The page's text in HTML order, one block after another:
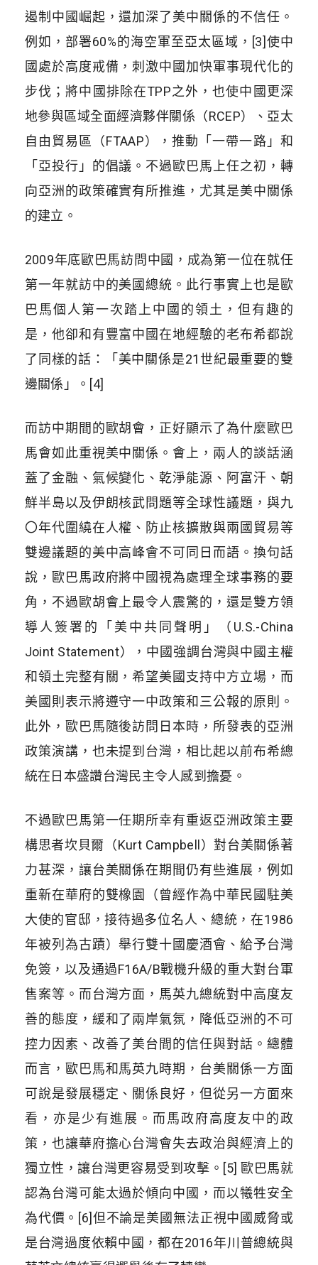
遏制中國崛起，還加深了美中關係的不信任。
例如，部署60%的海空軍至亞太區域，[3]使中
國處於高度戒備，刺激中國加快軍事現代化的
步伐；將中國排除在TPP之外，也使中國更深
地參與區域全面經濟夥伴關係（RCEP）、亞太
自由貿易區（FTAAP），推動「一帶一路」和
「亞投行」的倡議。不過歐巴馬上任之初，轉
向亞洲的政策確實有所推進，尤其是美中關係
的建立。
2009年底歐巴馬訪問中國，成為第一位在就任
第一年就訪中的美國總統。此行事實上也是歐
巴馬個人第一次踏上中國的領土，但有趣的
是，他卻和有豐富中國在地經驗的老布希都說
了同樣的話：「美中關係是21世紀最重要的雙
邊關係」。[4]
而訪中期間的歐胡會，正好顯示了為什麼歐巴
馬會如此重視美中關係。會上，兩人的談話涵
蓋了金融、氣候變化、乾淨能源、阿富汗、朝
鮮半島以及伊朗核武問題等全球性議題，與九
〇年代圍繞在人權、防止核擴散與兩國貿易等
雙邊議題的美中高峰會不可同日而語。換句話
說，歐巴馬政府將中國視為處理全球事務的要
角，不過歐胡會上最令人震驚的，還是雙方領
導人簽署的「美中共同聲明」（U.S.-China
Joint Statement），中國強調台灣與中國主權
和領土完整有關，希望美國支持中方立場，而
美國則表示將遵守一中政策和三公報的原則。
此外，歐巴馬隨後訪問日本時，所發表的亞洲
政策演講，也未提到台灣，相比起以前布希總
統在日本盛讚台灣民主令人感到擔憂。
不過歐巴馬第一任期所幸有重返亞洲政策主要
構思者坎貝爾（Kurt Campbell）對台美關係著
力甚深，讓台美關係在期間仍有些進展，例如
重新在華府的雙橡園（曾經作為中華民國駐美
大使的官邸，接待過多位名人、總統，在1986
年被列為古蹟）舉行雙十國慶酒會、給予台灣
免簽，以及通過F16A/B戰機升級的重大對台軍
售案等。而台灣方面，馬英九總統對中高度友
善的態度，緩和了兩岸氣氛，降低亞洲的不可
控力因素、改善了美台間的信任與對話。總體
而言，歐巴馬和馬英九時期，台美關係一方面
可說是發展穩定、關係良好，但從另一方面來
看，亦是少有進展。而馬政府高度友中的政
策，也讓華府擔心台灣會失去政治與經濟上的
獨立性，讓台灣更容易受到攻擊。[5] 歐巴馬就
認為台灣可能太過於傾向中國，而以犧牲安全
為代價。[6]但不論是美國無法正視中國威脅或
是台灣過度依賴中國，都在2016年川普總統與